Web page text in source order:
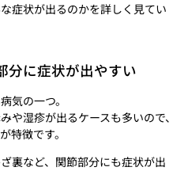
症状が出るのかを詳しく見てい
分に症状が出やすい
気の一つ。
や湿疹が出るケースも多いので、
特徴です。
裏など、関節部分にも症状が出